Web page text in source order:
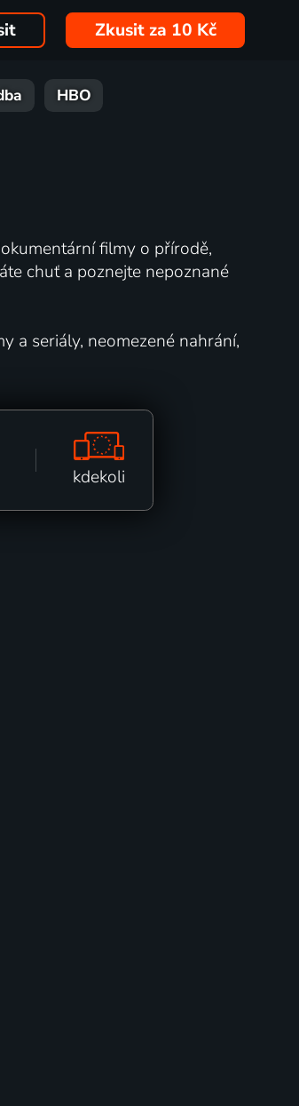
Zkusit za 10 Kč
HBO
filmy o přírodě,
chuť a poznejte nepoznané
a seriály, neomezené nahrání,
kdekoli